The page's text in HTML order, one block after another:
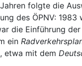
folgte die
des ÖPNV:
die Einführung der
ein
etwa mit dem